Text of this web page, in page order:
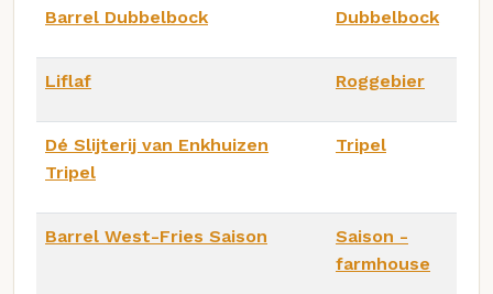
Barrel Dubbelbock Dubbelbock
Liflaf Roggebier
Dé Slijterij van Enkhuizen
Tripel
Tripel
Barrel West-Fries Saison
Saison -
farmhouse